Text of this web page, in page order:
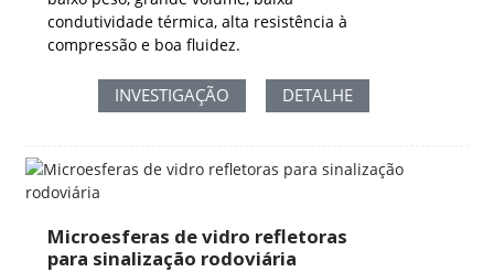
condutividade térmica, alta resistência à
compressão e boa fluidez.
INVESTIGAÇÃO DETALHE
Microesferas de vidro refletoras
para sinalização rodoviária